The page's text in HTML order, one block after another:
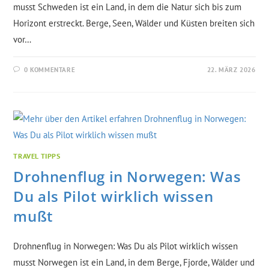
musst Schweden ist ein Land, in dem die Natur sich bis zum
Horizont erstreckt. Berge, Seen, Wälder und Küsten breiten sich
vor…
0 KOMMENTARE 22. MÄRZ 2026
TRAVEL TIPPS
Drohnenflug in Norwegen: Was
Du als Pilot wirklich wissen
mußt
Drohnenflug in Norwegen: Was Du als Pilot wirklich wissen
musst Norwegen ist ein Land, in dem Berge, Fjorde, Wälder und